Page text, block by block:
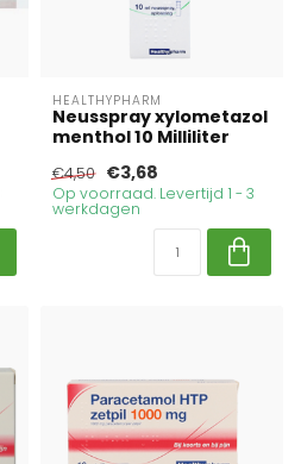
HEALTHYPHARM
Neusspray xylometazol
menthol 10 Milliliter
€4,50 €3,68
Op voorraad. Levertijd 1 - 3
werkdagen